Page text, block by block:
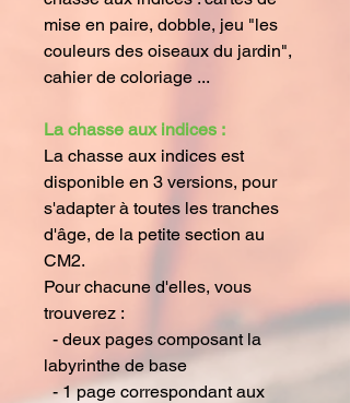
mise en paire, dobble, jeu "les
couleurs des oiseaux du jardin",
cahier de coloriage ...
La chasse aux indices :
La chasse aux indices est
disponible en 3 versions, pour
s'adapter à toutes les tranches
d'âge, de la petite section au
CM2.
Pour chacune d'elles, vous
trouverez :
- deux pages composant la
labyrinthe de base
- 1 page correspondant aux